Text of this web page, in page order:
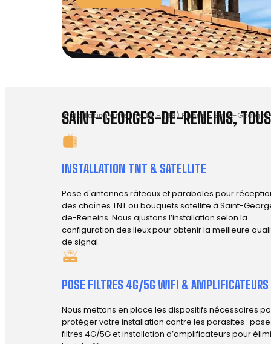
Installation antenne TV- (69) Rhône - Saint-
SAINT-GEORGES-DE-RENEINS,
INSTALLATION TNT & SATELLITE
Pose d'antennes râteaux et paraboles pour
des chaînes TNT ou bouquets satellite à Saint-
de-Reneins. Nous ajustons l’installation selon la
configuration des lieux pour obtenir la meilleure
de signal.
POSE FILTRES 4G/5G WIFI & AMPLIFICATEURS
Nous mettons en place les dispositifs nécessaires
protéger votre installation contre les parasites :
filtres 4G/5G et installation d’amplificateurs pour